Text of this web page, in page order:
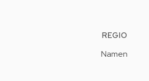
REGIO
Namen